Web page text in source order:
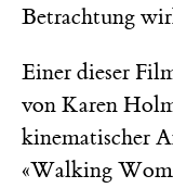
Betrachtung
Einer dieser
von Karen
kinematischer
«Walking